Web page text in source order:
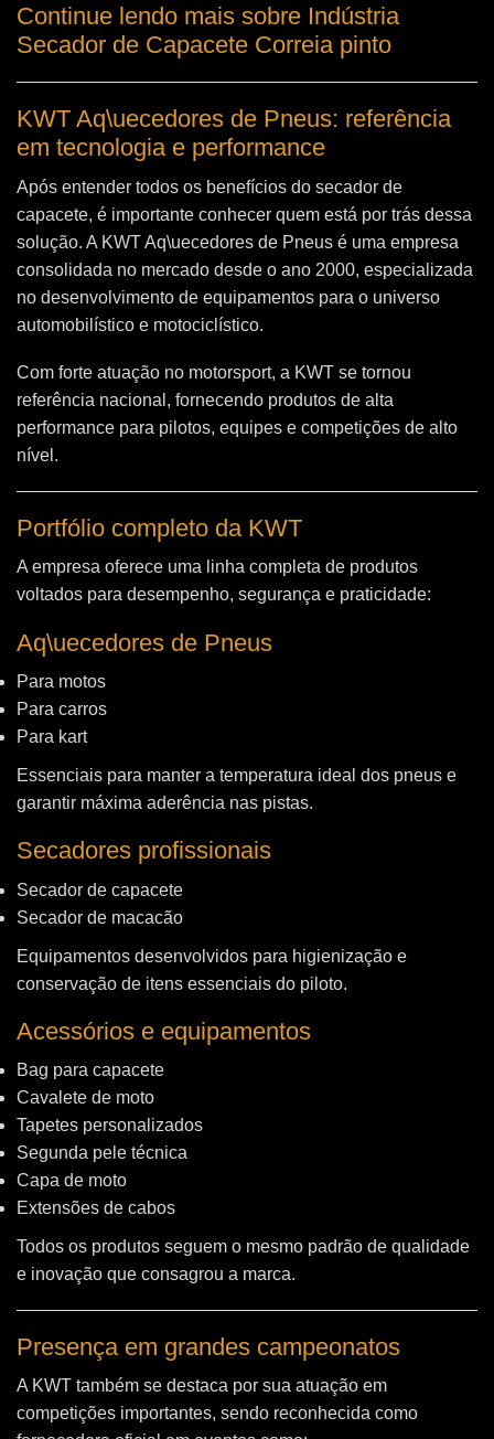
Continue lendo mais sobre Indústria
Secador de Capacete Correia pinto
KWT Aq\uecedores de Pneus: referência
em tecnologia e performance
Após entender todos os benefícios do secador de
capacete, é importante conhecer quem está por trás dessa
solução. A KWT Aq\uecedores de Pneus é uma empresa
consolidada no mercado desde o ano 2000, especializada
no desenvolvimento de equipamentos para o universo
automobilístico e motociclístico.
Com forte atuação no motorsport, a KWT se tornou
referência nacional, fornecendo produtos de alta
performance para pilotos, equipes e competições de alto
nível.
Portfólio completo da KWT
A empresa oferece uma linha completa de produtos
voltados para desempenho, segurança e praticidade:
Aq\uecedores de Pneus
Para motos
Para carros
Para kart
Essenciais para manter a temperatura ideal dos pneus e
garantir máxima aderência nas pistas.
Secadores profissionais
Secador de capacete
Secador de macacão
Equipamentos desenvolvidos para higienização e
conservação de itens essenciais do piloto.
Acessórios e equipamentos
Bag para capacete
Cavalete de moto
Tapetes personalizados
Segunda pele técnica
Capa de moto
Extensões de cabos
Todos os produtos seguem o mesmo padrão de qualidade
e inovação que consagrou a marca.
Presença em grandes campeonatos
A KWT também se destaca por sua atuação em
competições importantes, sendo reconhecida como